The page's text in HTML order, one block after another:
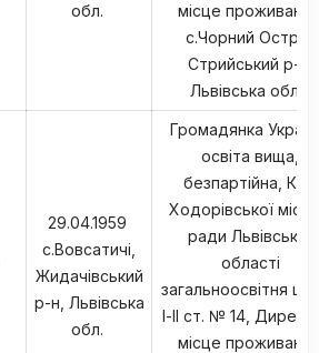
обл.
місце
с.Чорний Острів,
Стрийський р-н,
Львівська обл.,
29.04.1959
с.Вовсатичі,
Жидачівський
р-н, Львівська
обл.
Громадянка
освіта вища,
безпартійна, КНЗ
Ходорівської
ради Львівської
області
загальноосвітня
І-ІІ ст. № 14,
місце